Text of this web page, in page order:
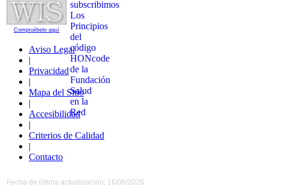
Compruébelo aquí
Aviso Legal
|
Privacidad
|
Mapa del Sitio
|
Accesibilidad
|
Criterios de Calidad
|
Contacto